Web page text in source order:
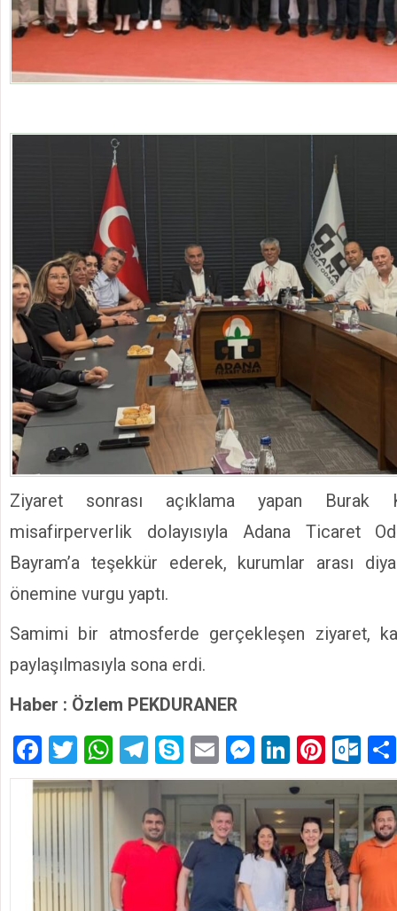
Ziyaret sonrası açıklama yapan Burak
misafirperverlik dolayısıyla Adana Ticaret
Bayram’a teşekkür ederek, kurumlar arası
önemine vurgu yaptı.
Samimi bir atmosferde gerçekleşen ziyaret,
paylaşılmasıyla sona erdi.
Haber : Özlem PEKDURANER
Facebook
Twitter
WhatsApp
Telegram
SkypeEmailMessenger
LinkedIn